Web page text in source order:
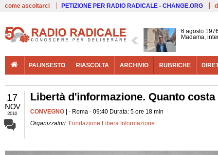
come ascoltarci PETIZIONE PER RADIO RADICALE - CHANGE.ORG
6 agosto
Madama,
PALINSESTO RIASCOLTA ARCHIVIO RUBRICHE
17
NOV
2010
Libertà d'informazione. Quanto costa
CONVEGNO | - Roma - 09:40 Durata: 5 ore 18 min
Organizzatori: Fondazione Libera Informazione